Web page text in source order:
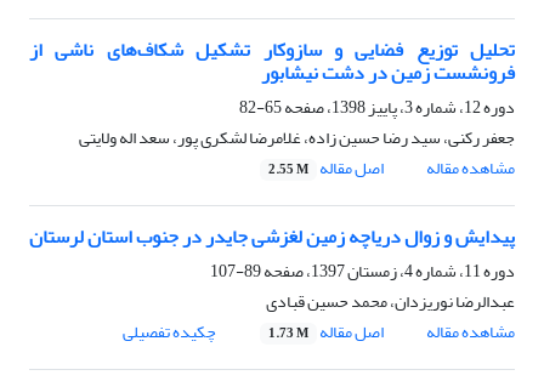
تحلیل توزیع فضایی و سازوکار تشکیل شکاف‌های ناشی از
فرونشست زمین در دشت نیشابور
دوره 12، شماره 3، پاییز 1398، صفحه
65-82
جعفر رکنی، سید رضا حسین زاده، غلامرضا لشکری پور، سعد اله ولایتی
مشاهده مقاله
اصل مقاله 2.55 M
پیدایش و زوال دریاچه زمین لغزشی جایدر در جنوب استان لرستان
دوره 11، شماره 4، زمستان 1397، صفحه
89-107
عبدالرضا نوریزدان، محمد حسین قبادی
مشاهده مقاله
اصل مقاله 1.73 M چکیده تفصیلی